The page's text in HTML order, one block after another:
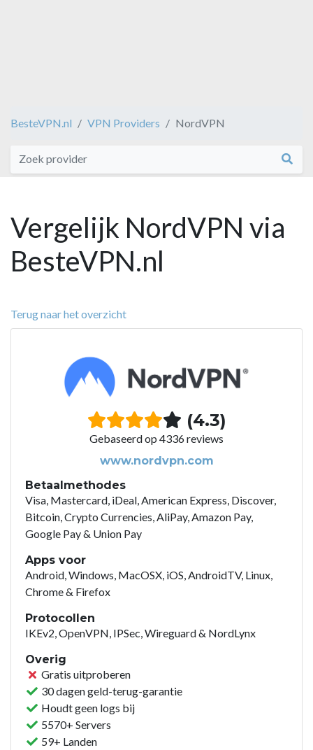
BesteVPN.nl VPN Providers NordVPN
Vergelijk NordVPN via
BesteVPN.nl
Terug naar het overzicht
(4.3)
Gebaseerd op 4336 reviews
www.nordvpn.com
Betaalmethodes
Visa, Mastercard, iDeal, American Express, Discover,
Bitcoin, Crypto Currencies, AliPay, Amazon Pay,
Google Pay & Union Pay
Apps voor
Android, Windows, MacOSX, iOS, AndroidTV, Linux,
Chrome & Firefox
Protocollen
IKEv2, OpenVPN, IPSec, Wireguard & NordLynx
Overig
Gratis uitproberen
30 dagen geld-terug-garantie
Houdt geen logs bij
5570+ Servers
59+ Landen